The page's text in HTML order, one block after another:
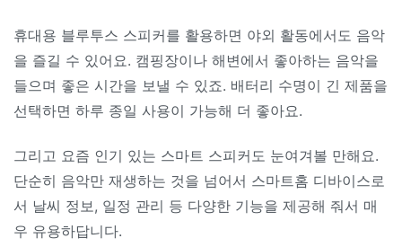
휴대용 블루투스 스피커를 활용하면 야외 활동에서도 음악
을 즐길 수 있어요. 캠핑장이나 해변에서 좋아하는 음악을
들으며 좋은 시간을 보낼 수 있죠. 배터리 수명이 긴 제품을
선택하면 하루 종일 사용이 가능해 더 좋아요.
그리고 요즘 인기 있는 스마트 스피커도 눈여겨볼 만해요.
단순히 음악만 재생하는 것을 넘어서 스마트홈 디바이스로
서 날씨 정보, 일정 관리 등 다양한 기능을 제공해 줘서 매
우 유용하답니다.